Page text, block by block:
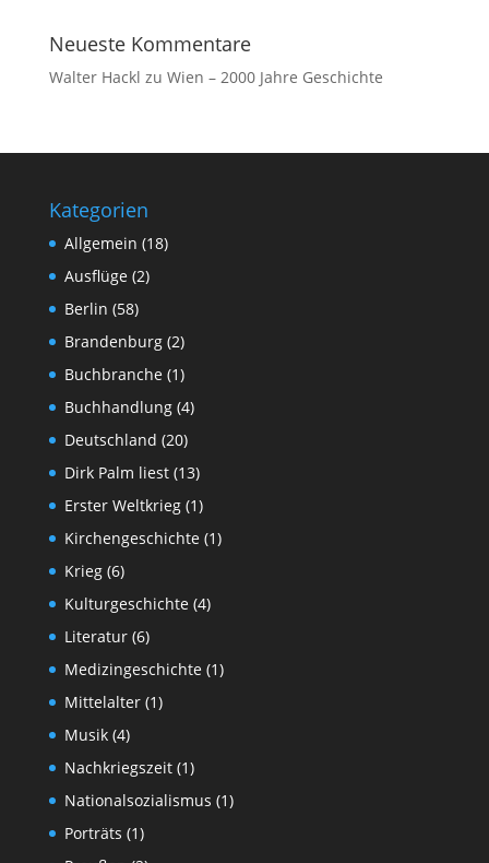
Neueste Kommentare
Walter Hackl zu Wien – 2000 Jahre Geschichte
Kategorien
Allgemein (18)
Ausflüge(2)
Berlin (58)
Brandenburg(2)
Buchbranche(1)
Buchhandlung(4)
Deutschland (20)
Dirk Palm liest(13)
Erster Weltkrieg(1)
Kirchengeschichte(1)
Krieg(6)
Kulturgeschichte(4)
Literatur(6)
Medizingeschichte(1)
Mittelalter(1)
Musik(4)
Nachkriegszeit(1)
Nationalsozialismus (1)
Porträts (1)